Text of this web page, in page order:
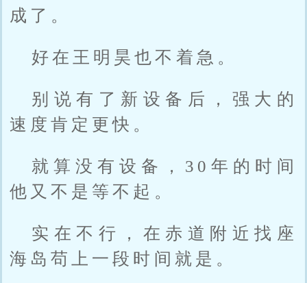
成了。
好在王明昊也不着急。
别说有了新设备后，强大的
速度肯定更快。
就算没有设备，30年的时间
他又不是等不起。
实在不行，在赤道附近找座
海岛苟上一段时间就是。